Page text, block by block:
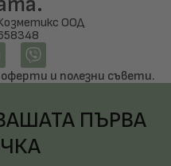
ООД
и полезни съвети.
ПЪРВА